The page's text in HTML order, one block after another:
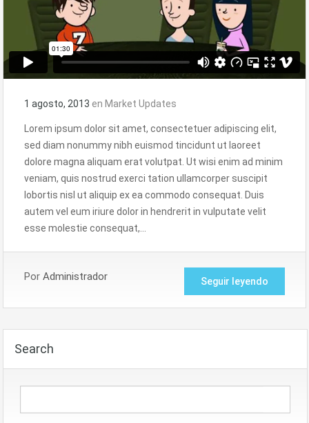
1 agosto, 2013 en Market Updates
Lorem ipsum dolor sit amet, consectetuer adipiscing elit,
sed diam nonummy nibh euismod tincidunt ut laoreet
dolore magna aliquam erat volutpat. Ut wisi enim ad minim
veniam, quis nostrud exerci tation ullamcorper suscipit
lobortis nisl ut aliquip ex ea commodo consequat. Duis
autem vel eum iriure dolor in hendrerit in vulputate velit
esse molestie consequat,…
Por Administrador Seguir leyendo
Search